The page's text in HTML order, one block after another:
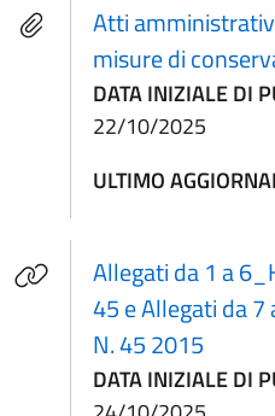
Atti
misure di
DATA INIZIALE DI
22/10/2025
ULTIMO
Allegati da 1 a
45 e Allegati da 7
N. 45 2015
DATA INIZIALE DI